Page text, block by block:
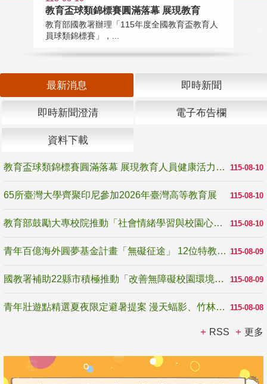
教育盃球類錦標賽圓滿落幕 展現教育
教育部國教署辦理「115年度全國教育盃教育人
員球類錦標賽」，...
最新消息 即時新聞
即時新聞澄清 電子布告欄
資料下載
115-08-10
教育盃球類錦標賽圓滿落幕 展現教育人員健康活力與團隊精神
115-08-10
65所臺灣大學齊聚印尼參加2026年臺灣高等教育展
115-08-10
教育部鼓勵大專校院推動「社會情緒學習與校園心理健康促進計畫」 培育校園「心」韌性
115-08-09
青年百億海外圓夢基金計畫「無礙征途」 12位特教與弱勢青年勇闖西班牙 跨越感官限制見證生命蛻變
115-08-09
國教署補助22縣市積極推動「改善無障礙校園環境計畫」 打造友善、安全、無礙學習空間
115-08-08
青年壯遊點精選夏夜限定避暑提案 漫天蝠影、竹林尋蛙、茶香夜觀 邀青年暮色出發
RSS 更多